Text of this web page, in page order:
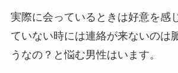
実際に会っているときは好意を感
ていない時には連絡が来ないのは
うなの？と悩む男性はいます。